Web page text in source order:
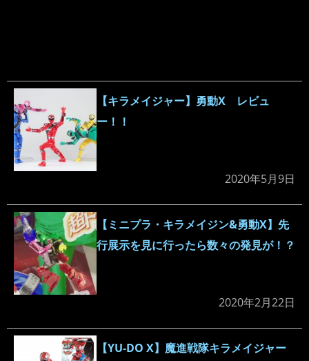
【キラメイジャー】勇動X レビュ
ー！！
2020年5月9日
【ミニプラ・キラメイジン&勇動X】先
行展示を見に行ったら数々の発見が！？
2020年2月22日
【YU-DO X】魔進戦隊キラメイジャー